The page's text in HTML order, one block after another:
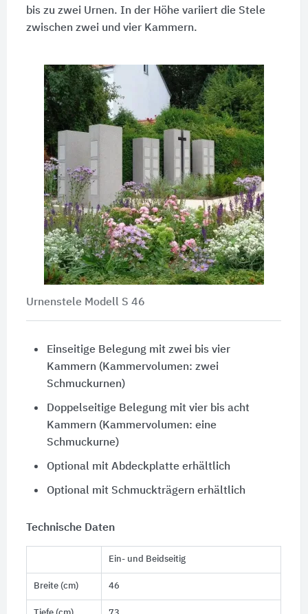
bis zu zwei Urnen. In der Höhe variiert die Stele
zwischen zwei und vier Kammern.
Urnenstele Modell S 46
Einseitige Belegung mit zwei bis vier
Kammern (Kammervolumen: zwei
Schmuckurnen)
Doppelseitige Belegung mit vier bis acht
Kammern (Kammervolumen: eine
Schmuckurne)
Optional mit Abdeckplatte erhältlich
Optional mit Schmuckträgern erhältlich
Technische Daten
Ein- und Beidseitig
Breite (cm) 46